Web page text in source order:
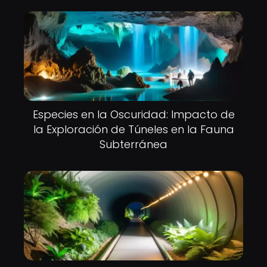
Especies en la Oscuridad: Impacto de
la Exploración de Túneles en la Fauna
Subterránea